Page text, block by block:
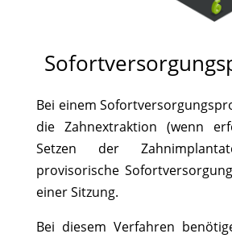
Bei einem
die Zahnextraktion (wenn
Setzen der
provisorische
einer Sitzung.
Bei diesem Verfahren